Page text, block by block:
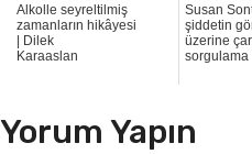
Alkolle seyreltilmiş
zamanların hikâyesi
| Dilek
Karaaslan
Susan
şiddetin
üzerine
sorgulama
Yorum Yapın